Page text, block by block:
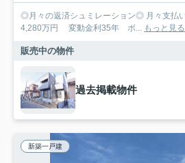
◎月々の返済シュミレーション◎ 月々支払い 108,754円 借り入れ額
4,280万円 変動金利35年 ボ... もっと見る
販売中の物件
過去掲載物件
新築一戸建